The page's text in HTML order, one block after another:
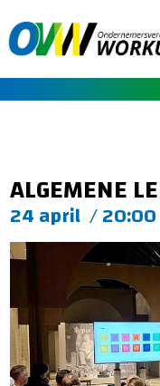
ALGEMENE
24 april /